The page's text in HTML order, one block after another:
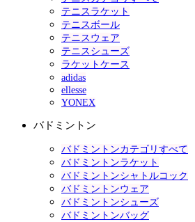
テニスラケット
テニスボール
テニスウェア
テニスシューズ
ラケットケース
adidas
ellesse
YONEX
バドミントン
バドミントンカテゴリすべて
バドミントンラケット
バドミントンシャトルコック
バドミントンウェア
バドミントンシューズ
バドミントンバッグ